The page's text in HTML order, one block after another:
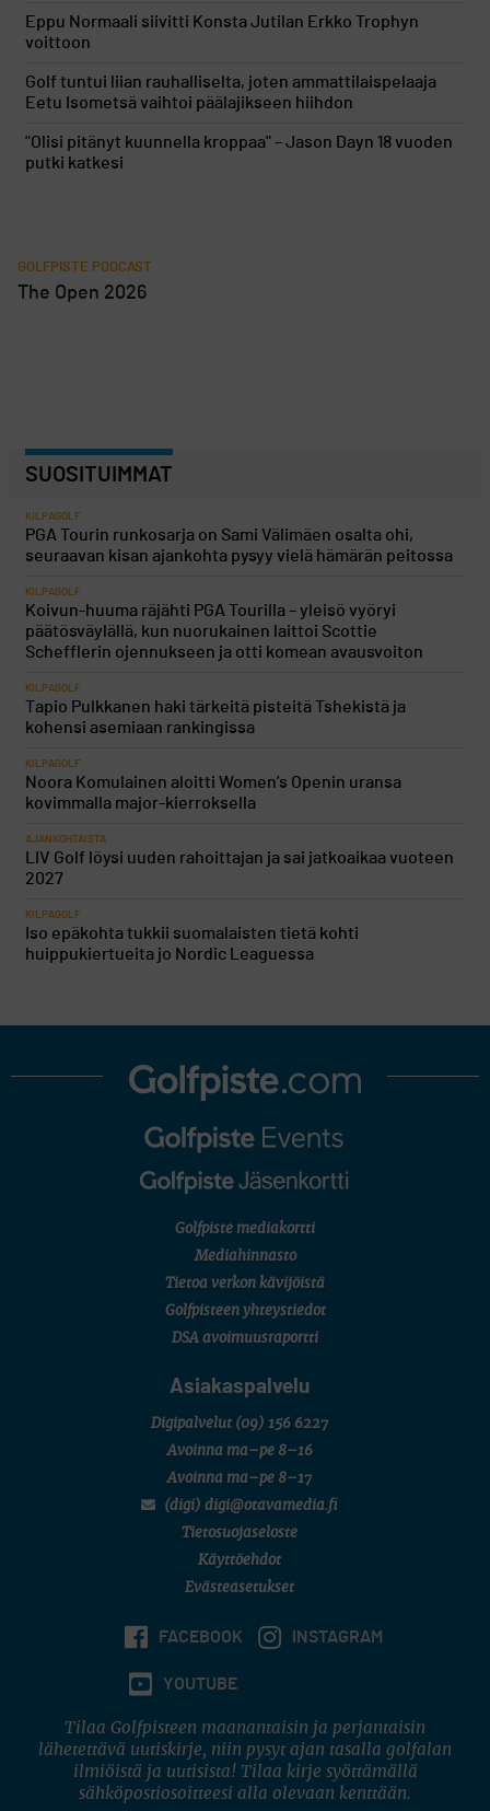
Eppu Normaali siivitti Konsta Jutilan Erkko Trophyn
voittoon
Golf tuntui liian rauhalliselta, joten ammattilaispelaaja
Eetu Isometsä vaihtoi päälajikseen hiihdon
"Olisi pitänyt kuunnella kroppaa" – Jason Dayn 18 vuoden
putki katkesi
GOLFPISTE PODCAST
The Open 2026
SUOSITUIMMAT
KILPAGOLF
PGA Tourin runkosarja on Sami Välimäen osalta ohi,
seuraavan kisan ajankohta pysyy vielä hämärän peitossa
KILPAGOLF
Koivun-huuma räjähti PGA Tourilla – yleisö vyöryi
päätösväylällä, kun nuorukainen laittoi Scottie
Schefflerin ojennukseen ja otti komean avausvoiton
KILPAGOLF
Tapio Pulkkanen haki tärkeitä pisteitä Tshekistä ja
kohensi asemiaan rankingissa
KILPAGOLF
Noora Komulainen aloitti Women’s Openin uransa
kovimmalla major-kierroksella
AJANKOHTAISTA
LIV Golf löysi uuden rahoittajan ja sai jatkoaikaa vuoteen
2027
KILPAGOLF
Iso epäkohta tukkii suomalaisten tietä kohti
huippukiertueita jo Nordic Leaguessa
Golfpiste mediakortti
Mediahinnasto
Tietoa verkon kävijöistä
Golfpisteen yhteystiedot
DSA avoimuusraportti
Asiakaspalvelu
Digipalvelut (09) 156 6227
Avoinna ma–pe 8–16
Avoinna ma–pe 8–17
(digi) digi@otavamedia.fi
Tietosuojaseloste
Käyttöehdot
Evästeasetukset
FACEBOOK INSTAGRAM
YOUTUBE
Tilaa Golfpisteen maanantaisin ja perjantaisin
lähetettävä uutiskirje, niin pysyt ajan tasalla golfalan
ilmiöistä ja uutisista! Tilaa kirje syöttämällä
sähköpostiosoitteesi alla olevaan kenttään.